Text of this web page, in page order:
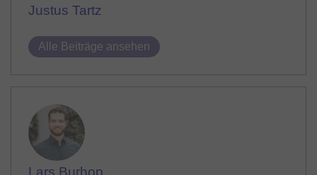
Justus Tartz
Alle Beiträge ansehen
Lars Burhop